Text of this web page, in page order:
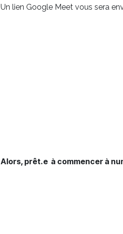
Un lien Google Meet vous sera
Alors, prêt.e à commencer à